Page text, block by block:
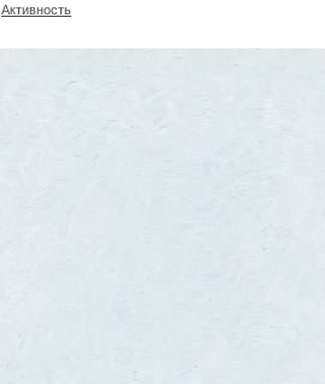
Активность